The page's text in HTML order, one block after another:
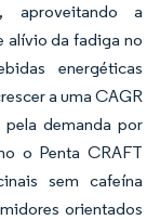
aproveitando a
alívio da fadiga no
energéticas
a uma CAGR
pela demanda por
o Penta CRAFT
sem cafeína
orientados